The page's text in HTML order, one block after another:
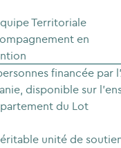
Territoriale
en
financée par
disponible sur
du Lot
unité de